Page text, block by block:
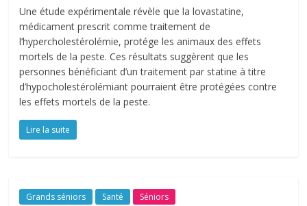
Une étude expérimentale révèle que la lovastatine,
médicament prescrit comme traitement de
l’hypercholestérolémie, protége les animaux des effets
mortels de la peste. Ces résultats suggèrent que les
personnes bénéficiant d’un traitement par statine à titre
d’hypocholestérolémiant pourraient être protégées contre
les effets mortels de la peste.
Lire la suite
Grands séniors Santé Séniors